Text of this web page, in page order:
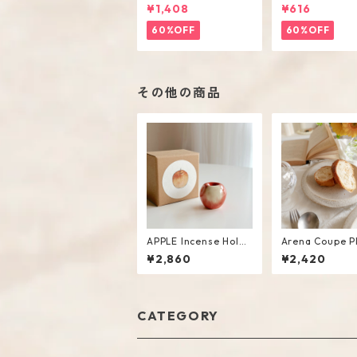
eam Color Round Sh
ape Cup Saucer Set
¥1,408
60%OFF
iped Short
¥616
60%OFF
その他の商品
APPLE Incense Holde
r¥2,860
Arena Coupe
M
¥2,420
CATEGORY